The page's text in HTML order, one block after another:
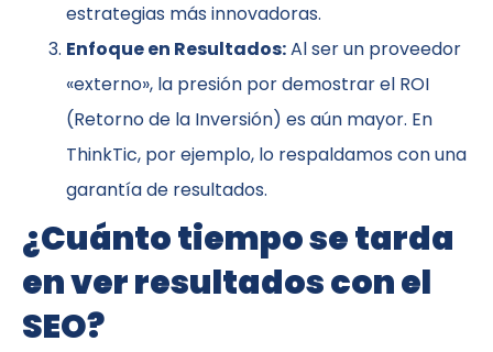
estrategias más innovadoras.
Enfoque en Resultados:Al ser un proveedor
«externo», la presión por demostrar el ROI
(Retorno de la Inversión) es aún mayor. En
ThinkTic, por ejemplo, lo respaldamos con una
garantía de resultados.
¿Cuánto tiempo se tarda
en ver resultados con el
SEO?